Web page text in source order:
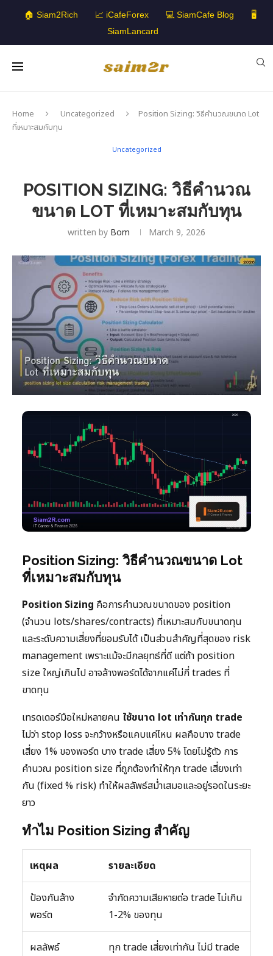
🏠 Siam2Rich 📈 iCafeForex 💻 SiamCafe Blog
🖥️
SiamLancard
Home Uncategorized
Position Sizing: วิธีคำนวณขนาด Lot
ที่เหมาะสมกับทุน
Uncategorized
POSITION SIZING: วิธีคำนวณ
ขนาด LOT ที่เหมาะสมกับทุน
written by Bom March 9, 2026
Position Sizing: วิธีคำนวณขนาด Lot
ที่เหมาะสมกับทุน
Position Sizing คือการคำนวณขนาดของ position
(จำนวน lots/shares/contracts) ที่เหมาะสมกับขนาดทุน
และระดับความเสี่ยงที่ยอมรับได้ เป็นส่วนสำคัญที่สุดของ risk
management เพราะแม้จะมีกลยุทธ์ที่ดี แต่ถ้า position
size ใหญ่เกินไป อาจล้างพอร์ตได้จากแค่ไม่กี่ trades ที่
ขาดทุน
เทรดเดอร์มือใหม่หลายคน ใช้ขนาด lot เท่ากันทุก trade
ไม่ว่า stop loss จะกว้างหรือแคบแค่ไหน ผลคือบาง trade
เสี่ยง 1% ของพอร์ต บาง trade เสี่ยง 5% โดยไม่รู้ตัว การ
คำนวณ position size ที่ถูกต้องทำให้ทุก trade เสี่ยงเท่า
กัน (fixed % risk) ทำให้ผลลัพธ์สม่ำเสมอและอยู่รอดในระยะ
ยาว
ทำไม Position Sizing สำคัญ
เหตุผล รายละเอียด
ป้องกันล้าง
พอร์ต
จำกัดความเสียหายต่อ trade ไม่เกิน
1-2% ของทุน
ผลลัพธ์
ทุก trade เสี่ยงเท่ากัน ไม่มี trade